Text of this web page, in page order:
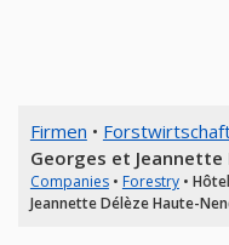
Firmen •
Georges et Jeannette
Companies• Forestry•
Jeannette Délèze Haute-